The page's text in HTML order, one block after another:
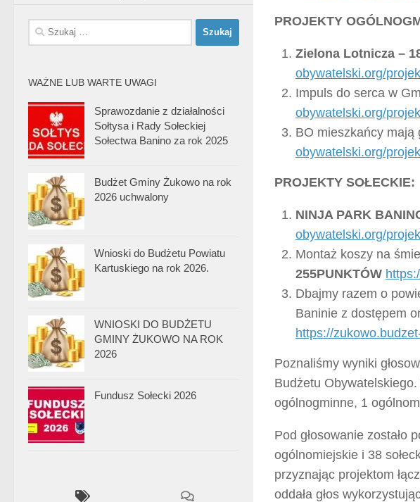
PROJEKTY
Zielona Lotnicza –
obywatelski.org/
Impuls do serca w
obywatelski.org/
BO mieszkańcy mają
obywatelski.org/
PROJEKTY SOŁECKIE:
NINJA PARK
obywatelski.org/
Montaż koszy na
255PUNKTÓW
Dbajmy razem o
Baninie z dostępem
https://
Poznaliśmy wyniki
Budżetu
ogólnogminne, 1
Pod głosowanie zostało
ogólnomiejskie i 38
przyznając projektom
oddała głos
Szukaj:
WAŻNE LUB WARTE UWAGI
Sprawozdanie z działalności
Sołtysa i Rady Sołeckiej
Sołectwa Banino za rok 2025
Budżet Gminy Żukowo na rok
2026 uchwalony
Wnioski do Budżetu Powiatu
Kartuskiego na rok 2026.
WNIOSKI DO BUDŻETU
GMINY ŻUKOWO NA ROK
2026
Fundusz Sołecki 2026